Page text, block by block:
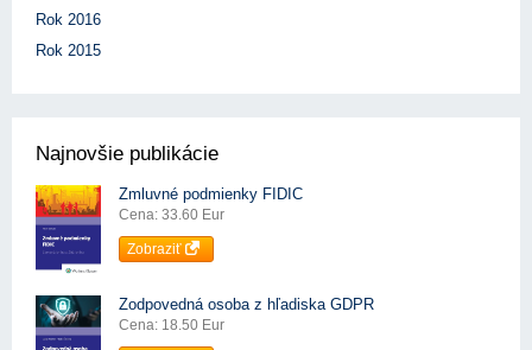
Rok 2016
Rok 2015
Najnovšie publikácie
Zmluvné podmienky FIDIC
Cena: 33.60 Eur
Zobraziť
Zodpovedná osoba z hľadiska GDPR
Cena: 18.50 Eur